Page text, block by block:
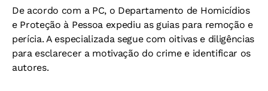
De acordo com a PC, o Departamento de Homicídios
e Proteção à Pessoa expediu as guias para remoção e
perícia. A especializada segue com oitivas e diligências
para esclarecer a motivação do crime e identificar os
autores.